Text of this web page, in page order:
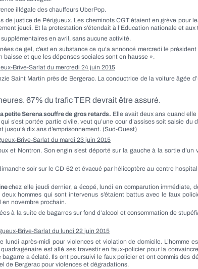
illégale des chauffeurs UberPop.
justice de Périgueux. Les cheminots CGT étaient en grève pour
jeudi. Et la protestation s’étendait à l’Education nationale et
en avril, sans aucune activité.
de gel, c’est en substance ce qu’a annoncé mercredi le
et que les dépenses sociales sont en hausse ».
Brive-Sarlat du mercredi 24 juin 2015
Saint Martin près de Bergerac. La conductrice de la voiture âgée
67% du trafic TER devrait être assuré.
petite Serena souffre de gros retards. Elle avait deux ans quand
s’est portée partie civile, veut qu’une cour d’assises soit saisie
dix ans d’emprisonnement. (Sud-Ouest)
Brive-Sarlat du mardi 23 juin 2015
et Nontron. Son engin s’est déporté sur la gauche à la sortie
soir sur le CD 62 et évacué par hélicoptère au centre
chez elle jeudi dernier, a écopé, lundi en comparution immédiate,
hommes qui sont intervenus s’étaient battus avec le faux
en novembre prochain.
à la suite de bagarres sur fond d’alcool et consommation de
Brive-Sarlat du lundi 22 juin 2015
lundi après-midi pour violences et violation de domicile. L’homme
est allé ses travestir en faux-policier pour la
a éclaté. Ils ont poursuivi le faux policier et ont commis des
de Bergerac pour violences et dégradations.